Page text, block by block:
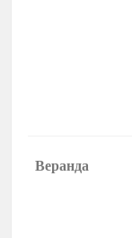
Веранда